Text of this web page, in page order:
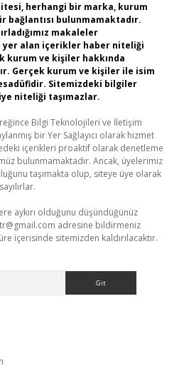
herhangi bir marka, kurum
bağlantısı bulunmamaktadır.
makaleler
yer alan içerikler haber niteliği
kurum ve kişiler hakkında
Gerçek kurum ve kişiler ile isim
Sitemizdeki bilgiler
niteliği taşımazlar.
Bilgi Teknolojileri ve İletişim
bir Yer Sağlayıcı olarak hizmet
içerikleri proaktif olarak denetleme
bulunmamaktadır. Ancak, üyelerimiz
taşımakta olup, siteye üye olarak
aykırı olduğunu düşündüğünüz
adresine bildirmeniz
içerisinde sitemizden kaldırılacaktır.